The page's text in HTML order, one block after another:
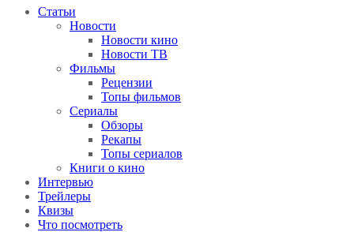
Статьи
Новости
Новости кино
Новости ТВ
Фильмы
Рецензии
Топы фильмов
Сериалы
Обзоры
Рекапы
Топы сериалов
Книги о кино
Интервью
Трейлеры
Квизы
Что посмотреть